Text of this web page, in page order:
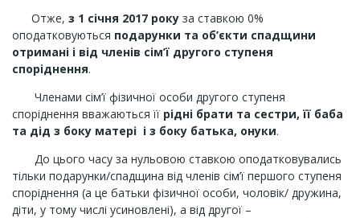
Отже, з 1 січня 2017 року за ставкою 0%
оподатковуються подарунки та об’єкти спадщини
отримані і від членів сім’ї другого ступеня
споріднення.
Членами сім’ї фізичної особи другого ступеня
споріднення вважаються її рідні брати та сестри, її баба
та дід з боку матері і з боку батька, онуки.
До цього часу за нульовою ставкою оподатковувались
тільки подарунки/спадщина від членів сім’ї першого ступеня
споріднення (а це батьки фізичної особи, чоловік/ дружина,
діти, у тому числі усиновлені), а від другої –